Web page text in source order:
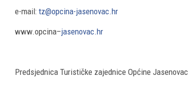
e-mail: tz@opcina-jasenovac.hr
www.opcina–jasenovac.hr
Predsjednica Turističke zajednice Općine Jasenovac